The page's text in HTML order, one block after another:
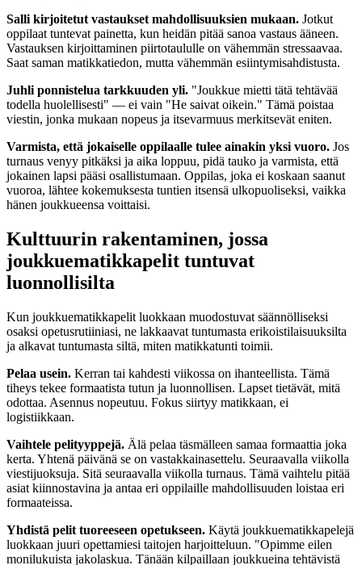
Salli kirjoitetut vastaukset mahdollisuuksien mukaan. Jotkut
oppilaat tuntevat painetta, kun heidän pitää sanoa vastaus ääneen.
Vastauksen kirjoittaminen piirtotaululle on vähemmän stressaavaa.
Saat saman matikkatiedon, mutta vähemmän esiintymisahdistusta.
Juhli ponnistelua tarkkuuden yli. "Joukkue mietti tätä tehtävää
todella huolellisesti" — ei vain "He saivat oikein." Tämä poistaa
viestin, jonka mukaan nopeus ja itsevarmuus merkitsevät eniten.
Varmista, että jokaiselle oppilaalle tulee ainakin yksi vuoro. Jos
turnaus venyy pitkäksi ja aika loppuu, pidä tauko ja varmista, että
jokainen lapsi pääsi osallistumaan. Oppilas, joka ei koskaan saanut
vuoroa, lähtee kokemuksesta tuntien itsensä ulkopuoliseksi, vaikka
hänen joukkueensa voittaisi.
Kulttuurin rakentaminen, jossa
joukkuematikkapelit tuntuvat
luonnollisilta
Kun joukkuematikkapelit luokkaan muodostuvat säännölliseksi
osaksi opetusrutiiniasi, ne lakkaavat tuntumasta erikoistilaisuuksilta
ja alkavat tuntumasta siltä, miten matikkatunti toimii.
Pelaa usein. Kerran tai kahdesti viikossa on ihanteellista. Tämä
tiheys tekee formaatista tutun ja luonnollisen. Lapset tietävät, mitä
odottaa. Asennus nopeutuu. Fokus siirtyy matikkaan, ei
logistiikkaan.
Vaihtele pelityyppejä. Älä pelaa täsmälleen samaa formaattia joka
kerta. Yhtenä päivänä se on vastakkainasettelu. Seuraavalla viikolla
viestijuoksuja. Sitä seuraavalla viikolla turnaus. Tämä vaihtelu pitää
asiat kiinnostavina ja antaa eri oppilaille mahdollisuuden loistaa eri
formaateissa.
Yhdistä pelit tuoreeseen opetukseen. Käytä joukkuematikkapelejä
luokkaan juuri opettamiesi taitojen harjoitteluun. "Opimme eilen
monilukuista jakolaskua. Tänään kilpaillaan joukkueina tehtävistä